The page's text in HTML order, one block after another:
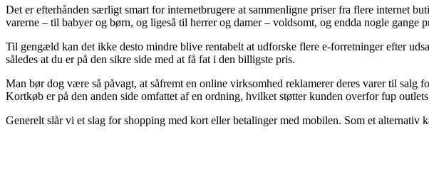
Det er efterhånden særligt smart for internetbrugere at sammenligne priser fra flere internet
varerne – til babyer og børn, og ligeså til herrer og damer – voldsomt, og endda nogle gange
Til gengæld kan det ikke desto mindre blive rentabelt at udforske flere e-forretninger efter
således at du er på den sikre side med at få fat i den billigste pris.
Man bør dog være så påvagt, at såfremt en online virksomhed reklamerer deres varer til
Kortkøb er på den anden side omfattet af en ordning, hvilket støtter kunden overfor fup outlets
Generelt slår vi et slag for shopping med kort eller betalinger med mobilen. Som et